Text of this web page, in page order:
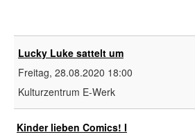
Lucky Luke sattelt um
Freitag, 28.08.2020 18:00
Kulturzentrum E-Werk
Kinder lieben Comics! I